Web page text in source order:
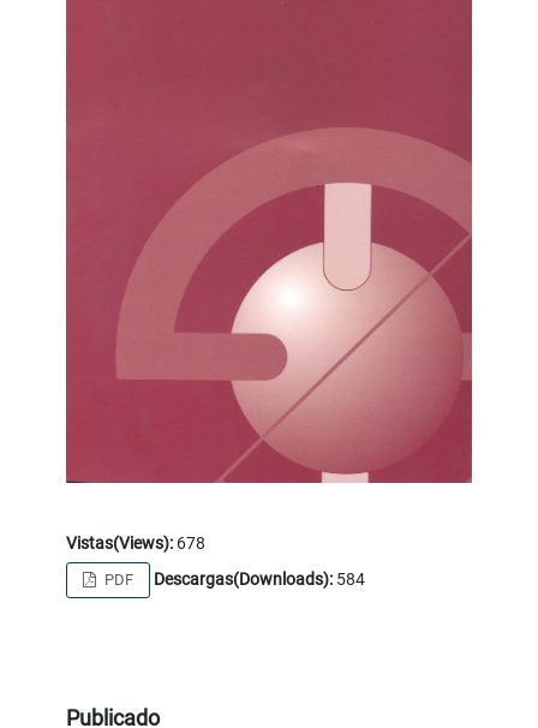
Vistas(Views): 678
PDF Descargas(Downloads):584
Publicado